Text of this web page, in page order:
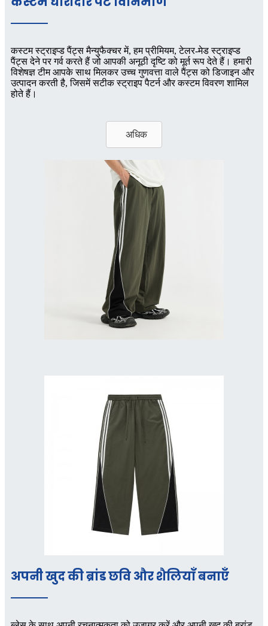
कस्टम स्ट्राइप्ड पैंट्स मैन्युफैक्चर में, हम प्रीमियम, टेलर-मेड स्ट्राइप्ड
पैंट्स देने पर गर्व करते हैं जो आपकी अनूठी दृष्टि को मूर्त रूप देते हैं। हमारी
विशेषज्ञ टीम आपके साथ मिलकर उच्च गुणवत्ता वाले पैंट्स को डिजाइन और
उत्पादन करती है, जिसमें सटीक स्ट्राइप पैटर्न और कस्टम विवरण शामिल
होते हैं।
अधिक
अपनी खुद की ब्रांड छवि और शैलियाँ बनाएँ